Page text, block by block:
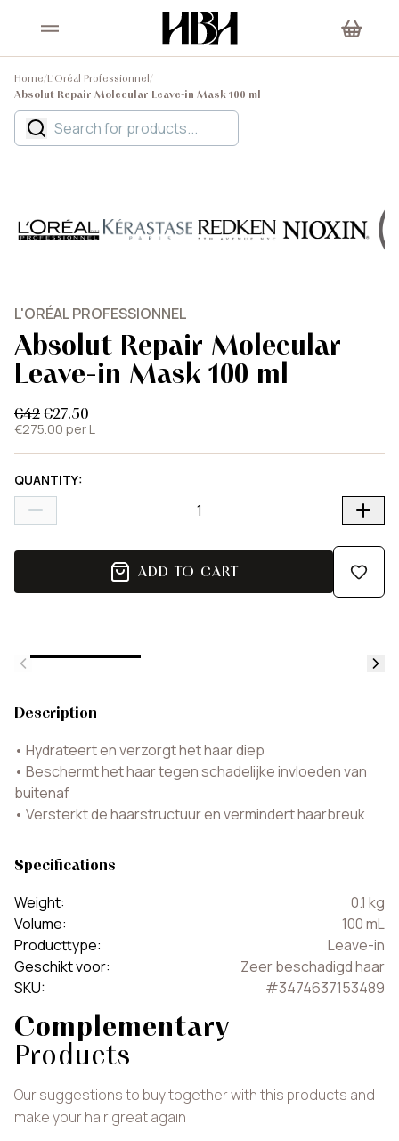
Home/L'Oréal Professionnel/
Absolut Repair Molecular Leave-in Mask 100 ml
L'ORÉAL PROFESSIONNEL
Absolut Repair Molecular
Leave-in Mask 100 ml
€42€27.50
€275.00 per L
QUANTITY:
ADD TO CART
Description
• Hydrateert en verzorgt het haar diep
• Beschermt het haar tegen schadelijke invloeden van
buitenaf
• Versterkt de haarstructuur en vermindert haarbreuk
Specifications
Weight: 0.1 kg
Volume: 100mL
Producttype:
Leave-in
Geschikt voor:
Zeer beschadigd haar
SKU: #3474637153489
Complementary
Products
Our suggestions to buy together with this products and
make your hair great again